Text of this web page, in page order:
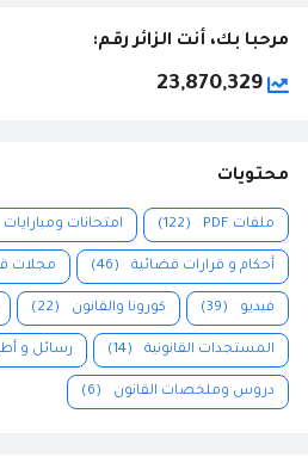
مرحبا بك، أنت الزائر رقم:
23,870,329
محتويات
ملفات PDF (122) امتحانات ومبارايات
أحكام و قرارات قضائية (46) مجلات
فيديو (39) كورونا والقانون (22)
المستجدات القانونية (14) رسائل و
دروس وملخصات القانون (6)